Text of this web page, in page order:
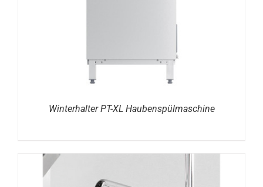
Winterhalter PT-XL Haubenspülmaschine